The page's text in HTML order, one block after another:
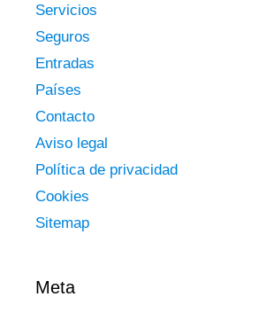
Servicios
Seguros
Entradas
Países
Contacto
Aviso legal
Política de privacidad
Cookies
Sitemap
Meta